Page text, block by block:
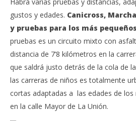
gustos y edades. Canicross,
y pruebas para los más pequeños
pruebas es un circuito mixto con
distancia de 7’8 kilómetros en la
que saldrá justo detrás de la cola de
las carreras de niños es totalmente
cortas adaptadas a las edades de
en la calle Mayor de La Unión.